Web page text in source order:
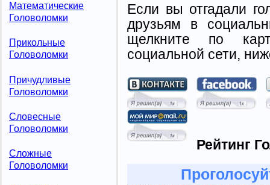
Математические
Головоломки
Прикольные
Головоломки
Причудливые
Головоломки
Словесные
Головоломки
Сложные
Головоломки
Если вы отгадали
друзьям в
щелкните по
социальной сети,
Рейтинг